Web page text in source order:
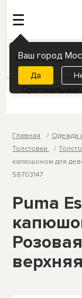
Ваш город
Главная Одежда
Толстовки
капюшоном для
58703147
Puma